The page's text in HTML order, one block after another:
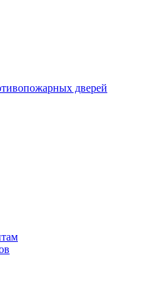
дверей